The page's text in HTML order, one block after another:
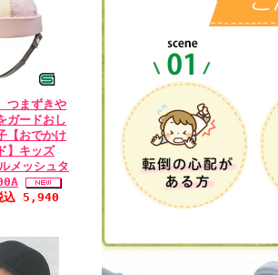
まずきや
ガードおし
【おでかけ
】キッズ
ッシュタ
込 5,940